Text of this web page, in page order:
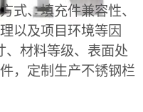
式、填充件兼容性、
以及项目环境等因
、材料等级、表面处
，定制生产不锈钢栏